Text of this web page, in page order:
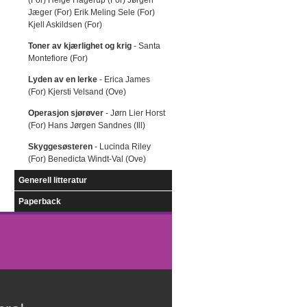
Jæger (For) Erik Meling Sele (For)
Kjell Askildsen (For)
Toner av kjærlighet og krig - Santa
Montefiore (For)
Lyden av en lerke - Erica James
(For) Kjersti Velsand (Ove)
Operasjon sjørøver - Jørn Lier Horst
(For) Hans Jørgen Sandnes (Ill)
Skyggesøsteren - Lucinda Riley
(For) Benedicta Windt-Val (Ove)
Generell litteratur
Paperback